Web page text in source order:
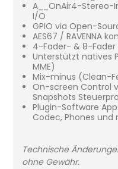
A__OnAir4-Stereo-
I/O
GPIO via Open-
AES67 / RAVENNA
4-Fader- & 8-Fader
Unterstützt natives
MME)
Mix-minus (Clean-
On-screen Control
Snapshots
Plugin-Software
Codec, Phones und
Technische
ohne Gewähr.